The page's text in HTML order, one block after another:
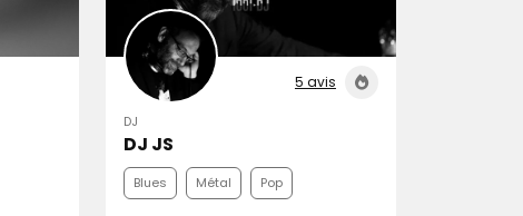
5 avis
DJ
DJ JS
Blues Métal Pop